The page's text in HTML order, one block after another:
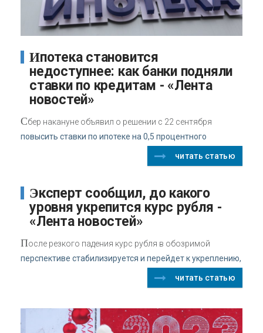
Ипотека становится
недоступнее: как банки подняли
ставки по кредитам - «Лента
новостей»
Сбер накануне объявил о решении с 22 сентября
повысить ставки по ипотеке на 0,5 процентного
читать статью
Эксперт сообщил, до какого
уровня укрепится курс рубля -
«Лента новостей»
После резкого падения курс рубля в обозримой
перспективе стабилизируется и перейдет к укреплению,
читать статью